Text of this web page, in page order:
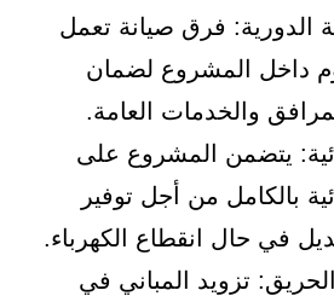
الدورية: فرق صيانة تعمل
داخل المشروع لضمان
والخدمات العامة.
يتضمن المشروع على
بالكامل من أجل توفير
في حال انقطاع الكهرباء.
تزويد المباني في